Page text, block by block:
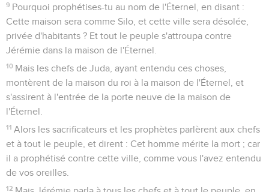
9 Pourquoi prophétises-tu au nom de l'Éternel, en disant :
Cette maison sera comme Silo, et cette ville sera désolée,
privée d'habitants ? Et tout le peuple s'attroupa contre
Jérémie dans la maison de l'Éternel.
10 Mais les chefs de Juda, ayant entendu ces choses,
montèrent de la maison du roi à la maison de l'Éternel, et
s'assirent à l'entrée de la porte neuve de la maison de
l'Éternel.
11 Alors les sacrificateurs et les prophètes parlèrent aux chefs
et à tout le peuple, et dirent : Cet homme mérite la mort ; car
il a prophétisé contre cette ville, comme vous l'avez entendu
de vos oreilles.
12